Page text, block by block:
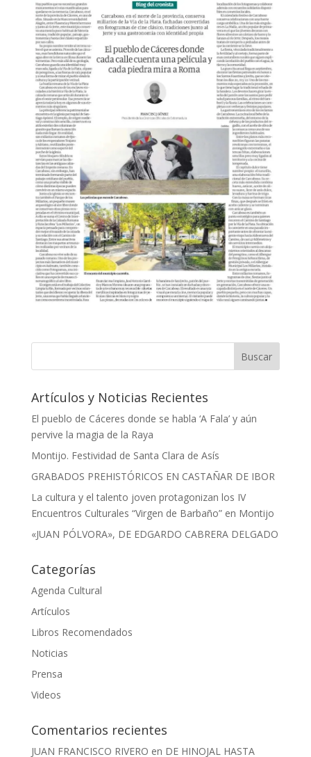
Artículos y Noticias Recientes
El pueblo de Cáceres donde se habla ‘A Fala’ y aún
pervive la magia de la Raya
Montijo. Festividad de Santa Clara de Asís
GRABADOS PREHISTÓRICOS EN CASTAÑAR DE IBOR
La cultura y el talento joven protagonizan los IV
Encuentros Culturales “Virgen de Barbaño” en Montijo
«JUAN PÓLVORA», DE EDGARDO CABRERA DELGADO
Categorías
Agenda Cultural
Artículos
Libros Recomendados
Noticias
Prensa
Videos
Comentarios recientes
JUAN FRANCISCO RIVERO en DE HINOJAL HASTA